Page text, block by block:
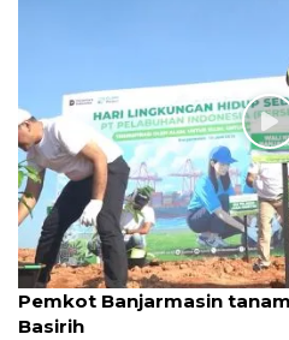
Pemkot Banjarmasin
Basirih